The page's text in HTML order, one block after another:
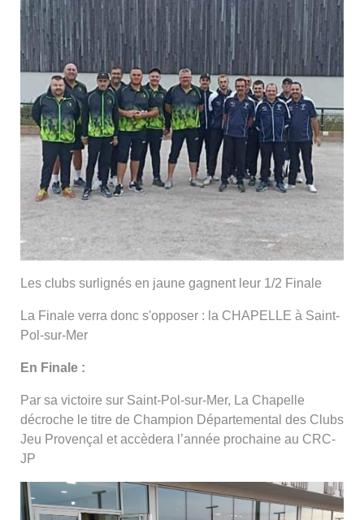
Les clubs surlignés en jaune gagnent leur 1/2 Finale
La Finale verra donc s'opposer : la CHAPELLE à Saint-
Pol-sur-Mer
En Finale :
Par sa victoire sur Saint-Pol-sur-Mer, La Chapelle
décroche le titre de Champion Départemental des Clubs
Jeu Provençal et accèdera l’année prochaine au CRC-
JP